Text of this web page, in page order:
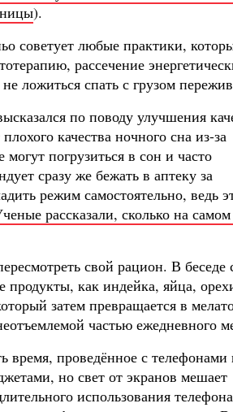
).
советует любые практики,
рассечение
ложиться спать с грузом
по поводу улучшения
качества ночного сна из-за
погрузиться в сон и часто
сразу же бежать в аптеку за
режим самостоятельно, ведь
рассказали, сколько на
свой рацион. В беседе
продукты, как индейка, яйца,
затем превращается в
частью ежедневного
время, проведённое с телефонами
но свет от экранов мешает
использования